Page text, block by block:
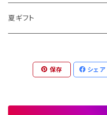
夏ギフト
保存 シェア